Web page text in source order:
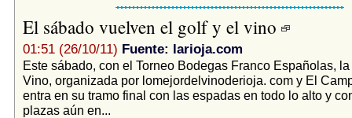
El sábado vuelven el golf y el vino
01:51 (26/10/11) Fuente: larioja.com
Este sábado, con el Torneo Bodegas Franco Españolas,
Vino, organizada por lomejordelvinoderioja. com y El
entra en su tramo final con las espadas en todo lo alto y
plazas aún en...